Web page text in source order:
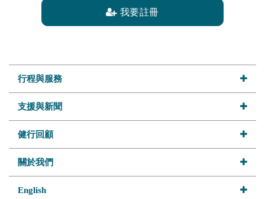
我要註冊
行程與服務
支援與新聞
健行回顧
關於我們
English